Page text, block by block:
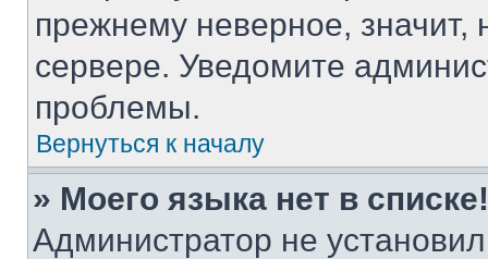
прежнему неверное, значит,
сервере. Уведомите
проблемы.
Вернуться к началу
» Моего языка нет в списке!
Администратор не